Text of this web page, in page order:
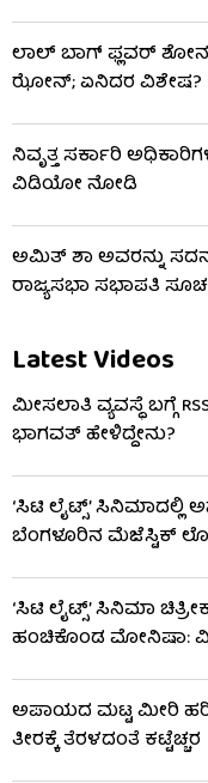
ಲಾಲ್ ಬಾಗ್ ಫ್ಲವರ್
ಝೋನ್; ಏನಿದರ ವಿಶೇಷ?
ನಿವೃತ್ತ ಸರ್ಕಾರಿ
ವಿಡಿಯೋ ನೋಡಿ
ಅಮಿತ್ ಶಾ ಅವರನ್ನು
ರಾಜ್ಯಸಭಾ ಸಭಾಪತಿ
Latest Videos
ಮೀಸಲಾತಿ ವ್ಯವಸ್ಥೆ ಬಗ್ಗೆ
ಭಾಗವತ್ ಹೇಳಿದ್ದೇನು?
‘ಸಿಟಿ ಲೈಟ್ಸ್’
ಬೆಂಗಳೂರಿನ ಮೆಜೆಸ್ಟಿಕ್
‘ಸಿಟಿ ಲೈಟ್ಸ್’ ಸಿನಿಮಾ
ಹಂಚಿಕೊಂಡ ಮೋನಿಷಾ:
ಅಪಾಯದ ಮಟ್ಟ ಮೀರಿ
ತೀರಕ್ಕೆ ತೆರಳದಂತೆ ಕಟ್ಟೆಚ್ಚರ